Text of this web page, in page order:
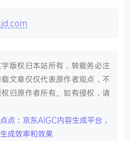
版权归本站所有，转载务必注
文章仅仅代表原作者观点，不
归原作者所有。如有侵权，请
点：京东AIGC内容生成平台，
成效率和效果